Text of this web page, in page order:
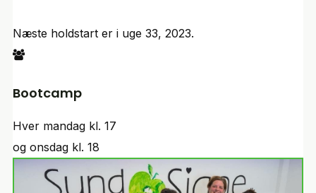
Næste holdstart er i uge 33, 2023.
Bootcamp
Hver mandag kl. 17
og onsdag kl. 18